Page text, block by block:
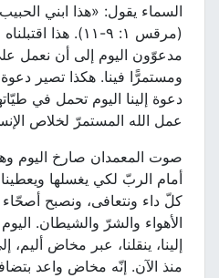
السماء يقول: «هذا ابني
(مرقس ١: ٩-١١). هذا
مدعوّون اليوم إلى أن نعمل
ومستمرًّا فينا. هكذا تصير دعوة
دعوة إلينا اليوم تحمل في
عمل الله المستمرّ لخلاص
صوت المعمدان صارخ اليوم وهو
أمام الربّ لكي يغسلها ويعطينا
كلّ داء ونتعافى، ونصبح أصحّاء
الأهواء والشرّ والشيطان. اليوم
إلينا، ينقلنا، عبر مخاض أليم،
منذ الآن. إنّه مخاض واعد